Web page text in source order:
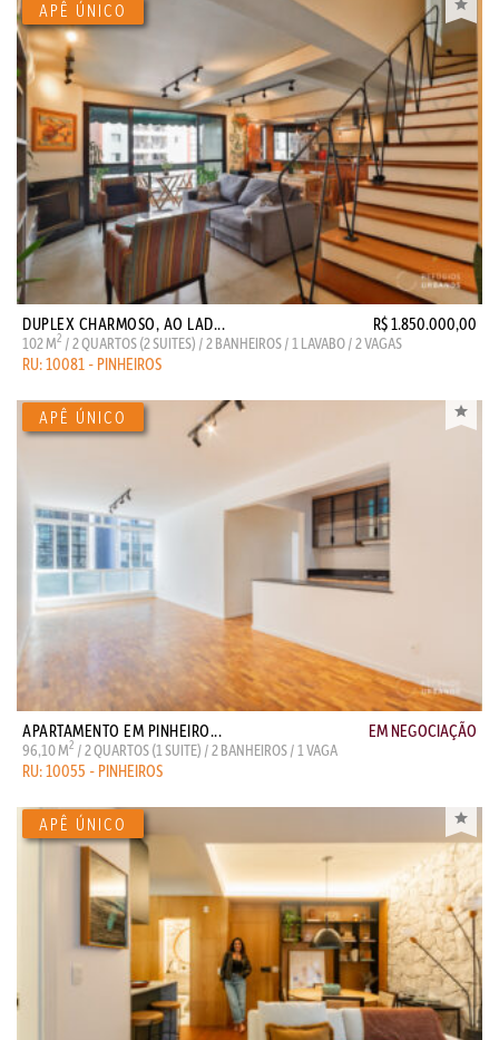
DUPLEX CHARMOSO, AO LAD... R$ 1.850.000,00
102 M2 / 2 QUARTOS (2 SUITES) / 2 BANHEIROS / 1 LAVABO / 2 VAGAS
RU: 10081 - PINHEIROS
APARTAMENTO EM PINHEIRO... EM NEGOCIAÇÃO
96,10 M2 / 2 QUARTOS (1 SUITE) / 2 BANHEIROS / 1 VAGA
RU: 10055 - PINHEIROS